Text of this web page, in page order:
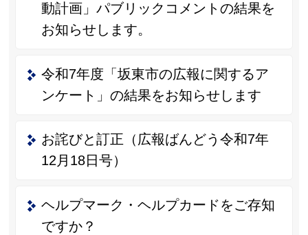
動計画」パブリックコメントの結果を
お知らせします。
令和7年度「坂東市の広報に関するア
ンケート」の結果をお知らせします
お詫びと訂正（広報ばんどう令和7年
12月18日号）
ヘルプマーク・ヘルプカードをご存知
ですか？